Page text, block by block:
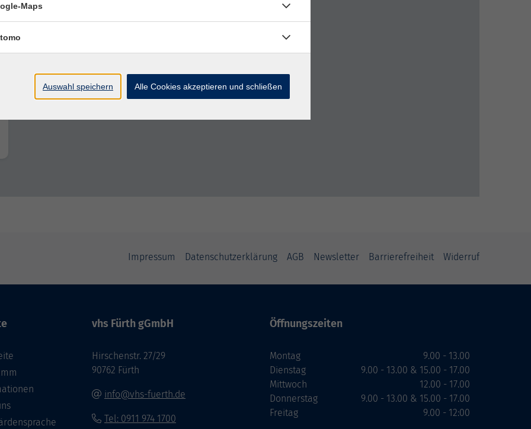
Impressum Datenschutzerklärung AGB Newsletter Barrierefreiheit Widerruf
vhs Fürth gGmbH
Hirschenstr. 27/29
90762 Fürth
info@vhs-fuerth.de
Tel: 0911 974 1700
Öffnungszeiten
Montag
Dienstag
Mittwoch
Donnerstag
Freitag
9.00 - 13.00
9.00 - 13.00 & 15.00 - 17.00
12.00 - 17.00
9.00 - 13.00 & 15.00 - 17.00
9.00 - 12:00
Maps
Auswahl speichern Alle Cookies akzeptieren und schließen